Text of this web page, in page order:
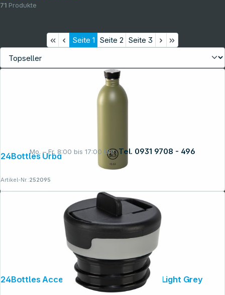
Mo. – Fr. 8:00 bis 17:00 Uhr: Tel. 0931 9708 - 496
71 Produkte
Seite 1 Seite 2 Seite 3
24Bottles Urban Bottle Sage 1000 ml
Artikel-Nr.:252095
24Bottles Accessories Bottle Sport Lid, Light Grey
Rechtliches